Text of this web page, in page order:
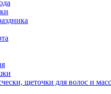
щеточки для волос и